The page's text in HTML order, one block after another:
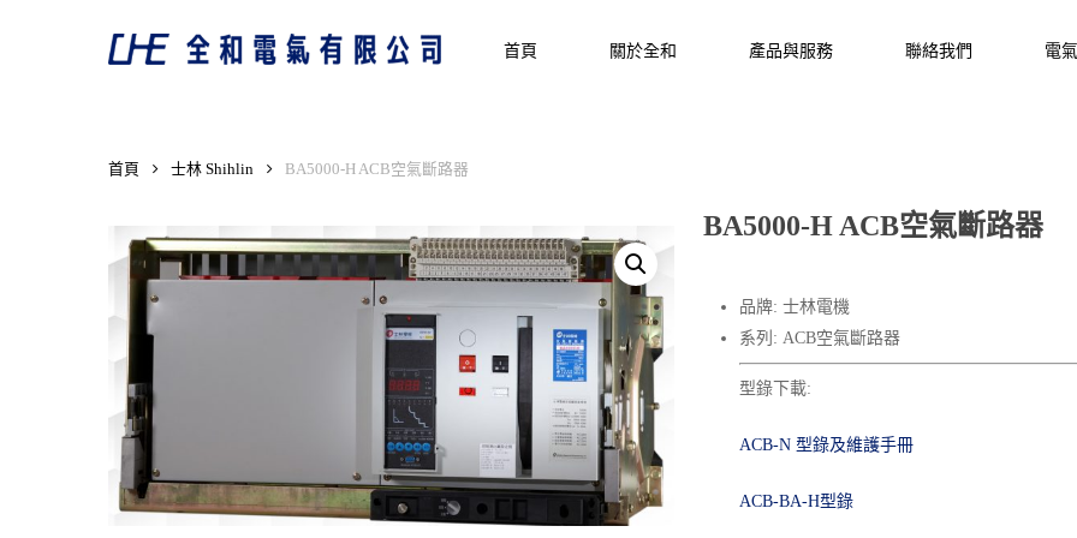
首頁 關於全和 產品與服務 聯絡我們 電
首頁 士林 Shihlin BA5000-H ACB空氣斷路器
BA5000-H ACB空氣斷路器
品牌: 士林電機
系列: ACB空氣斷路器
型錄下載:
ACB-N 型錄及維護手冊
ACB-BA-H型錄